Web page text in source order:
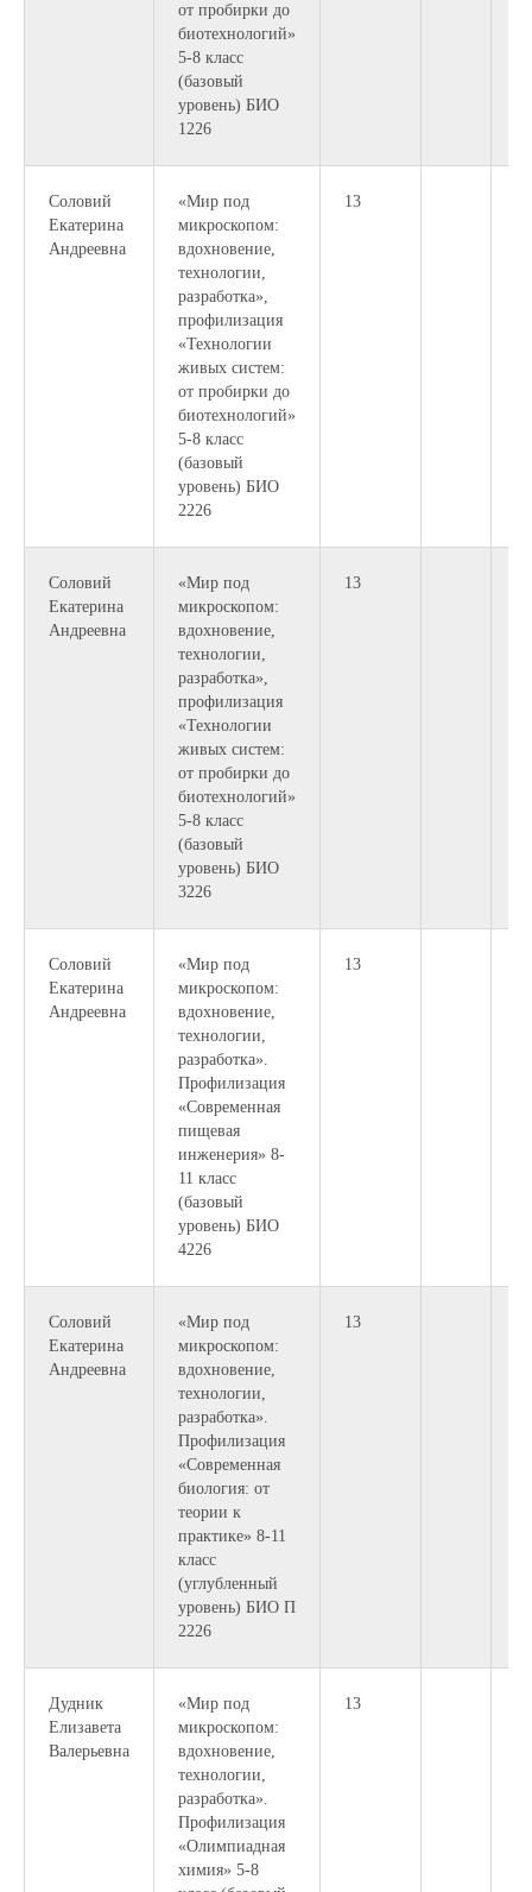
от пробирки до
биотехнологий»
5-8 класс
(базовый
уровень) БИО
1226
Соловий
Екатерина
Андреевна
«Мир под
микроскопом:
вдохновение,
технологии,
разработка»,
профилизация
«Технологии
живых систем:
от пробирки до
биотехнологий»
5-8 класс
(базовый
уровень) БИО
2226
13
Соловий
Екатерина
Андреевна
«Мир под
микроскопом:
вдохновение,
технологии,
разработка»,
профилизация
«Технологии
живых систем:
от пробирки до
биотехнологий»
5-8 класс
(базовый
уровень) БИО
3226
13
Соловий
Екатерина
Андреевна
«Мир под
микроскопом:
вдохновение,
технологии,
разработка».
Профилизация
«Современная
пищевая
инженерия» 8-
11 класс
(базовый
уровень) БИО
4226
13
Соловий
Екатерина
Андреевна
«Мир под
микроскопом:
вдохновение,
технологии,
разработка».
Профилизация
«Современная
биология: от
теории к
практике» 8-11
класс
(углубленный
уровень) БИО П
2226
13
Дудник
Елизавета
Валерьевна
«Мир под
микроскопом:
вдохновение,
технологии,
разработка».
Профилизация
«Олимпиадная
химия» 5-8
13